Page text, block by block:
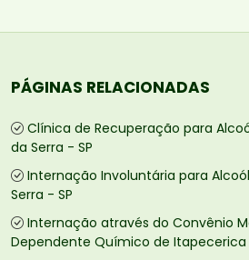
PÁGINAS RELACIONADAS
Clínica de Recuperação para
da Serra - SP
Internação Involuntária para
Serra - SP
Internação através do Convênio
Dependente Químico de Itapecerica